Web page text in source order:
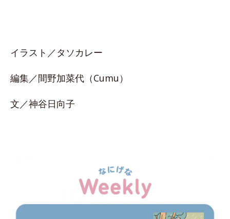
イラスト／タソカレー
編集／間野加菜代（Cumu）
文／神谷日向子